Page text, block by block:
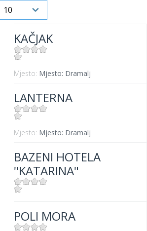
KAČJAK
Mjesto: Mjesto: Dramalj
LANTERNA
Mjesto: Mjesto: Dramalj
BAZENI HOTELA
"KATARINA"
POLI MORA